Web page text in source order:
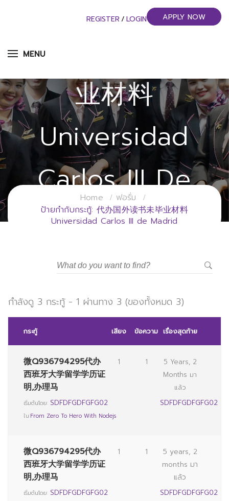
MENU
REGISTER / LOGIN APPLY NOW
代办国外读书未毕
业材料
Universidad
Carlos III De
Madrid
มหาวิทยาลัยราชภัฏสวนสุนันทา
Home
ฟอรั่ม
ป้ายกำกับกระทู้: 代办国外读书未毕业材料
Universidad Carlos III de Madrid
กำลังดู 3 กระทู้ - 1 ผ่านทาง 3 (ของทั้งหมด 3)
กระทู้ เสียง ข้อความ เรื่องสุดท้าย
微Q936794295代办
西班牙大学留学学历证
明,办理马
เริ่มต้นโดย: SDFDFGDFGFG02
ใน:From Zero To Hero With Nodejs
1 1
5 Years, 2
Months มา
แล้ว
SDFDFGDFGFG02
微Q936794295代办
西班牙大学留学学历证
明,办理马
เริ่มต้นโดย: SDFDFGDFGFG02
1 1
5 years, 2
months มา
แล้ว
SDFDFGDFGFG02